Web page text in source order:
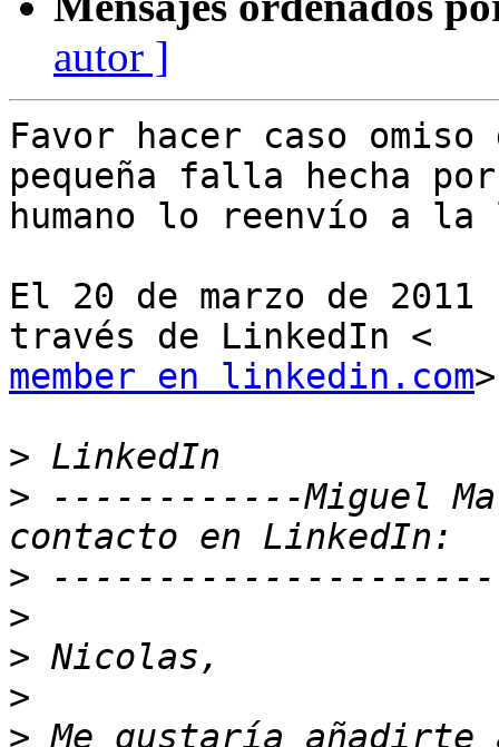
autor ]
Favor hacer caso
pequeña falla hecha
humano lo reenvío a
El 20 de marzo de
member en linkedin.com
>
> ------------Miguel
>
>
>
>
> Me gustaría